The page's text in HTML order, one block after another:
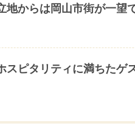
地からは岡山市街が一望
スピタリティに満ちたゲ